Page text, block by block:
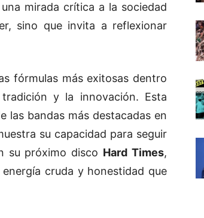
mirada crítica a la sociedad
sino que invita a reflexionar
fórmulas más exitosas dentro
y la innovación. Esta
las bandas más destacadas en
su capacidad para seguir
su próximo disco Hard Times,
cruda y honestidad que